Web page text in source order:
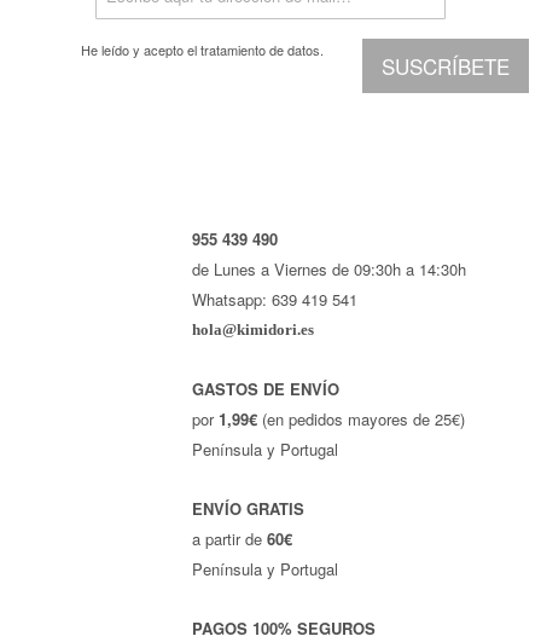
SUSCRÍBETE
He leído y acepto eltratamiento de datos.
955 439 490
de Lunes a Viernes de 09:30h a 14:30h
Whatsapp: 639 419 541
hola@kimidori.es
GASTOS DE ENVÍO
por 1,99€ (en pedidos mayores de 25€)
Península y Portugal
ENVÍO GRATIS
a partir de60€
Península y Portugal
PAGOS 100% SEGUROS